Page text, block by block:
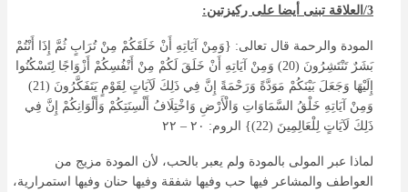
3/العلاقة تبنى أيضا على ركيزتين:
المودة والرحمة قال تعالى: {وَمِنْ آيَاتِهِ أَنْ خَلَقَكُمْ مِنْ تُرَابٍ ثُمَّ إِذَا أَنْتُمْ
بَشَرٌ تَنْتَشِرُونَ (20) وَمِنْ آيَاتِهِ أَنْ خَلَقَ لَكُمْ مِنْ أَنْفُسِكُمْ أَزْوَاجًا لِتَسْكُنُوا
إِلَيْهَا وَجَعَلَ بَيْنَكُمْ مَوَدَّةً وَرَحْمَةً إِنَّ فِي ذَلِكَ لَآيَاتٍ لِقَوْمٍ يَتَفَكَّرُونَ (21)
وَمِنْ آيَاتِهِ خَلْقُ السَّمَاوَاتِ وَالْأَرْضِ وَاخْتِلَافُ أَلْسِنَتِكُمْ وَأَلْوَانِكُمْ إِنَّ فِي
ذَلِكَ لَآيَاتٍ لِلْعَالِمِينَ (22)} الروم: ٢٠ – ٢٢
لماذا عبر المولى بالمودة ولم يعبر بالحب، لأن المودة مزيج من
العواطف والمشاعر فيها حب وفيها شفقة وفيها حنان وفيها استمرارية،